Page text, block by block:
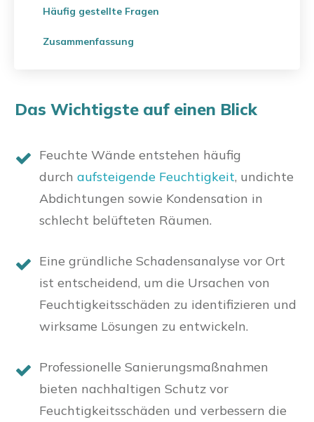
Häufig gestellte Fragen
Zusammenfassung
Das Wichtigste auf einen Blick
Feuchte Wände entstehen häufig
durch aufsteigende Feuchtigkeit, undichte
Abdichtungen sowie Kondensation in
schlecht belüfteten Räumen.
Eine gründliche Schadensanalyse vor Ort
ist entscheidend, um die Ursachen von
Feuchtigkeitsschäden zu identifizieren und
wirksame Lösungen zu entwickeln.
Professionelle Sanierungsmaßnahmen
bieten nachhaltigen Schutz vor
Feuchtigkeitsschäden und verbessern die